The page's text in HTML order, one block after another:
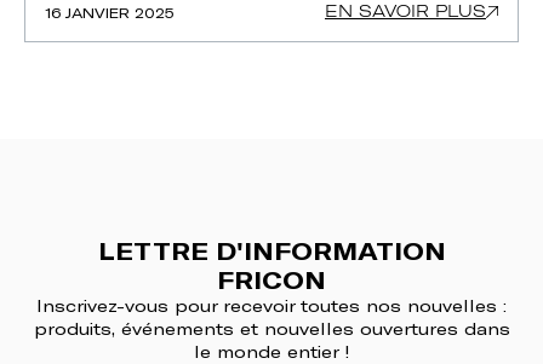
16 JANVIER 2025 EN SAVOIR PLUS
LETTRE D'INFORMATION
FRICON
Inscrivez-vous pour recevoir toutes nos nouvelles :
produits, événements et nouvelles ouvertures dans
le monde entier !